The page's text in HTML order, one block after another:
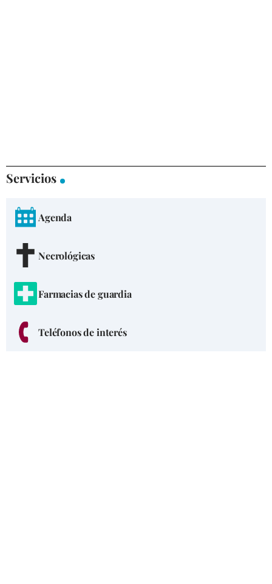
Servicios
Agenda
Necrológicas
Farmacias de guardia
Teléfonos de interés